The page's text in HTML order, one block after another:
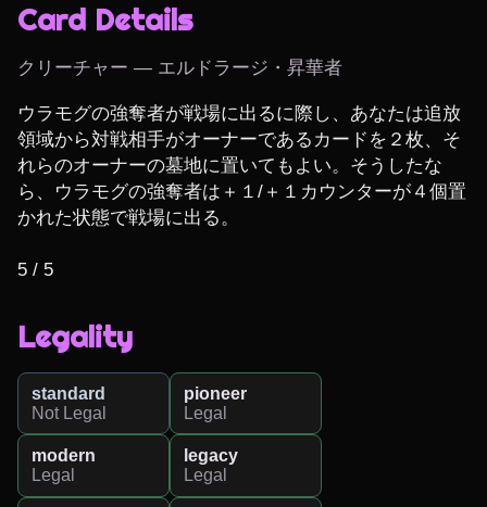
Card Details
クリーチャー — エルドラージ・昇華者
ウラモグの強奪者が戦場に出るに際し、あなたは追放
領域から対戦相手がオーナーであるカードを２枚、そ
れらのオーナーの墓地に置いてもよい。そうしたな
ら、ウラモグの強奪者は＋１/＋１カウンターが４個置
かれた状態で戦場に出る。
5 / 5
Legality
standard
Not Legal
pioneer
Legal
modern
Legal
legacy
Legal